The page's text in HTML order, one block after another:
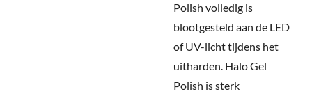
Polish volledig is
blootgesteld aan de LED
of UV-licht tijdens het
uitharden. Halo Gel
Polish is sterk